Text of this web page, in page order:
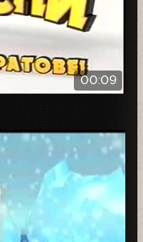
00:09